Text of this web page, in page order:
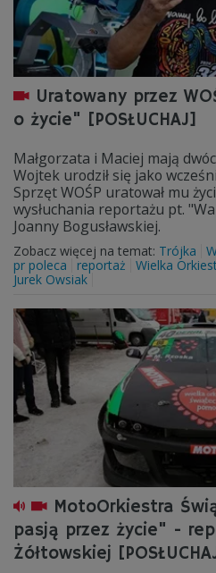
Uratowany przez
o życie" [POSŁUCHAJ]
Małgorzata i Maciej mają
Wojtek urodził się jako
Sprzęt WOŚP uratował mu
wysłuchania reportażu pt.
Joanny Bogusławskiej.
Zobacz więcej na temat: Trójka
pr poleca
reportaż
Wielka
Jurek Owsiak
MotoOrkiestra
pasją przez życie" -
Żółtowskiej